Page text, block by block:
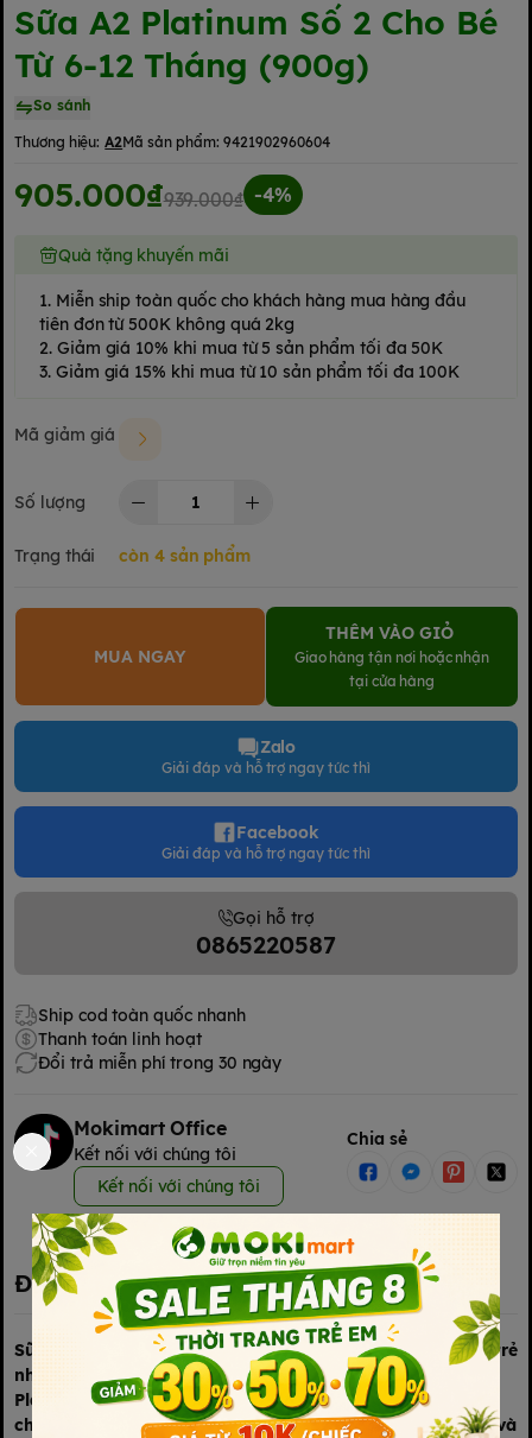
Sữa A2 Platinum Số 2 Cho Bé
Từ 6-12 Tháng (900g)
So sánh
Thương hiệu: A2Mã sản phẩm: 9421902960604
905.000₫939.000₫ -4%
Quà tặng khuyến mãi
1. Miễn ship toàn quốc cho khách hàng mua hàng đầu
tiên đơn từ 500K không quá 2kg
2. Giảm giá 10% khi mua từ 5 sản phẩm tối đa 50K
3. Giảm giá 15% khi mua từ 10 sản phẩm tối đa 100K
Mã giảm giá
Số lượng
Trạng thái còn 4 sản phẩm
MUA NGAY
THÊM VÀO GIỎ
Giao hàng tận nơi hoặc nhận
tại cửa hàng
Zalo
Giải đáp và hỗ trợ ngay tức thì
Facebook
Giải đáp và hỗ trợ ngay tức thì
Gọi hỗ trợ
0865220587
Ship cod toàn quốc nhanh
Thanh toán linh hoạt
Đổi trả miễn phí trong 30 ngày
Mokimart Office
Kết nối với chúng tôi
Kết nối với chúng tôi
Chia sẻ
Đặc điểm nổi bật
Sữa A2 Platinum Úc là sản phẩm sữa công thức dành cho trẻ
nhỏ được các mẹ Việt ưa chuộng. Sản phẩm sữa A2
Platinum Úc 900g có chứa hàm lượng dinh dưỡng cao tốt
cho bé, giúp cho trẻ phát triển khỏe mạnh cả về sức khỏe và